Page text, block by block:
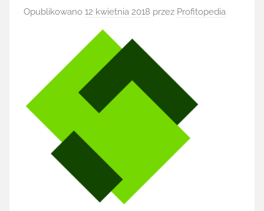
Opublikowano 12 kwietnia 2018 przez Profitopedia